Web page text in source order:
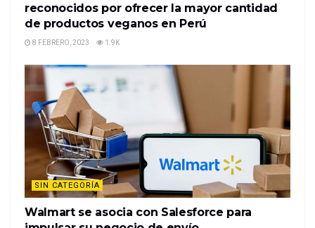
reconocidos por ofrecer la mayor cantidad
de productos veganos en Perú
8 FEBRERO, 2023 1.9K
SIN CATEGORÍA
Walmart se asocia con Salesforce para